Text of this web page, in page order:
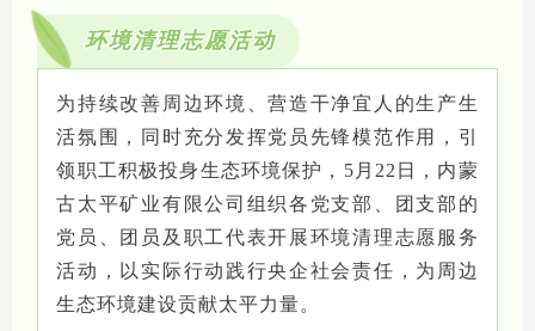
环境清理志愿活动
为持续改善周边环境、营造干净宜人的生产生
活氛围，同时充分发挥党员先锋模范作用，引
领职工积极投身生态环境保护，5月22日，内蒙
古太平矿业有限公司组织各党支部、团支部的
党员、团员及职工代表开展环境清理志愿服务
活动，以实际行动践行央企社会责任，为周边
生态环境建设贡献太平力量。